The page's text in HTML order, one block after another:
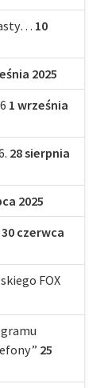
10
2025
1 września
28 sierpnia
2025
30 czerwca
FOX
25